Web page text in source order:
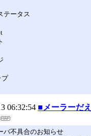
テータス
プ
06:32:54 ■メーラーだ
バ不具合のお知らせ